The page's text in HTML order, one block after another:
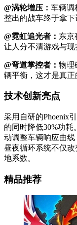
@涡轮增压： 车辆调
整出的战车终于拿
@霓虹追光者： 东京
让人分不清游戏与现
@弯道掌控者： 物理
辆平衡，这才是真正
技术创新亮点
采用自研的Phoenix
的同时降低30%功
动调整车辆响应曲线
昼夜循环系统不仅
地系数。
精品推荐